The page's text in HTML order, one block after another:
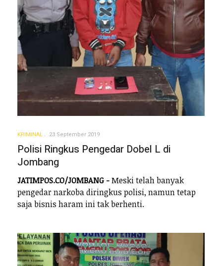
KRIMINAL 23 September 2019
Polisi Ringkus Pengedar Dobel L di
Jombang
JATIMPOS.CO/JOMBANG -Meski telah banyak
pengedar narkoba diringkus polisi, namun tetap
saja bisnis haram ini tak berhenti.